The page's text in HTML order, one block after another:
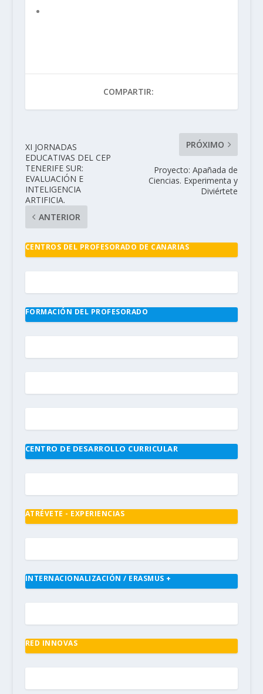
COMPARTIR:
XI JORNADAS
EDUCATIVAS DEL CEP
TENERIFE SUR:
EVALUACIÓN E
INTELIGENCIA
ARTIFICIA.
ANTERIOR
PRÓXIMO
Proyecto: Apañada de
Ciencias. Experimenta y
Diviértete
CENTROS DEL PROFESORADO DE CANARIAS
FORMACIÓN DEL PROFESORADO
CENTRO DE DESARROLLO CURRICULAR
ATRÉVETE - EXPERIENCIAS
INTERNACIONALIZACIÓN / ERASMUS +
RED INNOVAS